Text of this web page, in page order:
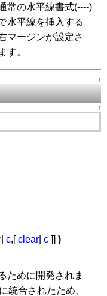
常の水平線書式(----)
水平線を挿入する
マージンが設定さ
す。
↑
↑
c,[clear c ]] )
ために開発されま
統合されたため、